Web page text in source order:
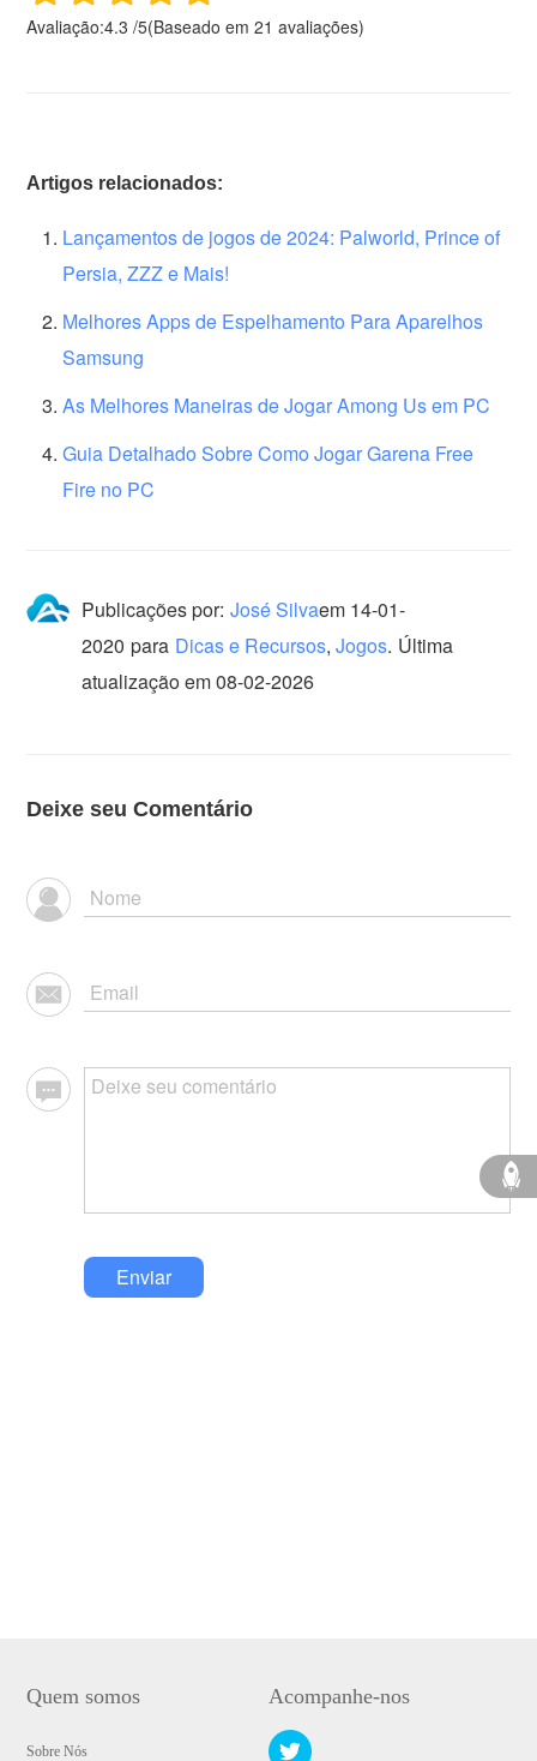
Avaliação:4.3 /5(Baseado em21 avaliações)
Artigos relacionados:
Lançamentos de jogos de 2024: Palworld, Prince of
Persia, ZZZ e Mais!
Melhores Apps de Espelhamento Para Aparelhos
Samsung
As Melhores Maneiras de Jogar Among Us em PC
Guia Detalhado Sobre Como Jogar Garena Free
Fire no PC
Publicações por: José Silvaem 14-01-
2020 para Dicas e Recursos,Jogos. Última
atualização em 08-02-2026
Deixe seu Comentário
Enviar
Quem somos
Sobre Nós
Acompanhe-nos